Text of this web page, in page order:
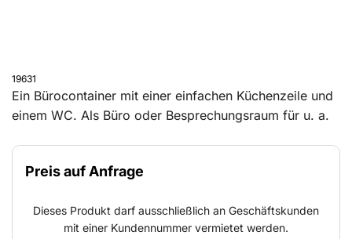
19631
Ein Bürocontainer mit einer einfachen Küchenzeile und
einem WC. Als Büro oder Besprechungsraum für u. a.
hochwertig verarbeiteten Units sind serienmäßig
folgendermaßen ausgestattet:
2: Gute Dämmung für optimalen Komfort und ein gutes
Arbeitsklima, sowohl im Sommer als auch im Winter.
Preis auf Anfrage
Dieses Produkt darf ausschließlich an Geschäftskunden
mit einer Kundennummer vermietet werden.